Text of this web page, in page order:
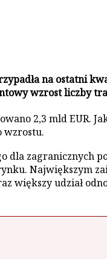
na ostatni
wzrost liczby
2,3 mld EUR.
wzrostu.
dla zagranicznych
Największym
większy udział